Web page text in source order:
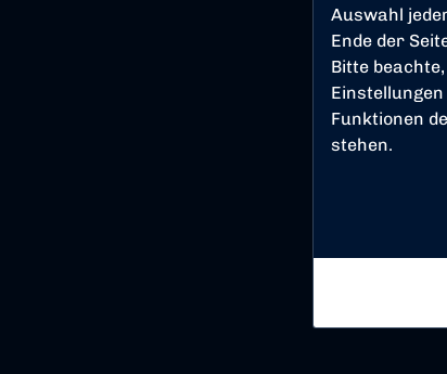
Auswahl
Ende der
Bitte
Funktionen
stehen.